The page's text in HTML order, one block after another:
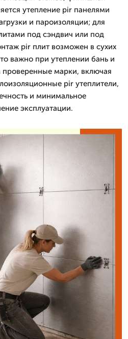
утепление pir панелями
и пароизоляции; для
под сэндвич или под
pir плит возможен в сухих
важно при утеплении бань и
марки, включая
pir утеплители,
и минимальное
эксплуатации.